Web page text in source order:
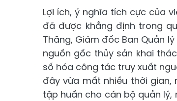
Lợi ích, ý nghĩa tích cực của
đã được khẳng định trong
Thăng, Giám đốc Ban Quản
nguồn gốc thủy sản khai
số hóa công tác truy xuất
đây vừa mất nhiều thời gian,
tập huấn cho cán bộ quản